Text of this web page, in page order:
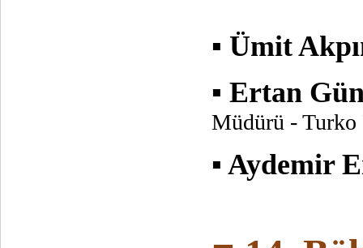
▪ Ümit
▪ Ertan
Müdürü - Turko
▪ Aydemir